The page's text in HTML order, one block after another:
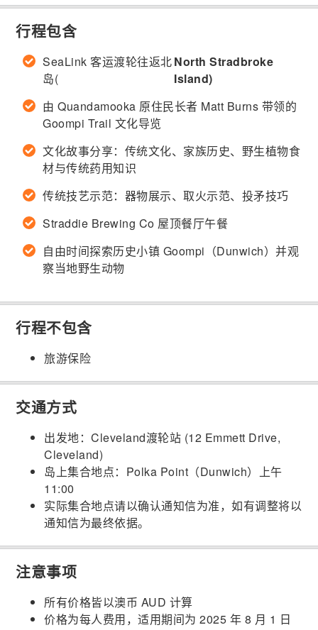
行程包含
SeaLink 客运渡轮往返北
岛(
North Stradbroke
Island)
由 Quandamooka 原住民长者 Matt Burns 带领的
Goompi Trail 文化导览
文化故事分享：传统文化、家族历史、野生植物食
材与传统药用知识
传统技艺示范：器物展示、取火示范、投矛技巧
Straddie Brewing Co 屋顶餐厅午餐
自由时间探索历史小镇 Goompi（Dunwich）并观
察当地野生动物
行程不包含
旅游保险
交通方式
出发地：Cleveland渡轮站 (12 Emmett Drive,
Cleveland)
岛上集合地点：Polka Point（Dunwich）上午
11:00
实际集合地点请以确认通知信为准，如有调整将以
通知信为最终依据。
注意事项
所有价格皆以澳币 AUD 计算
价格为每人费用，适用期间为 2025 年 8 月 1 日